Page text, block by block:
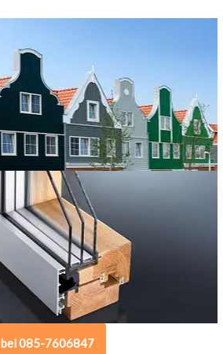
bel 085-7606847